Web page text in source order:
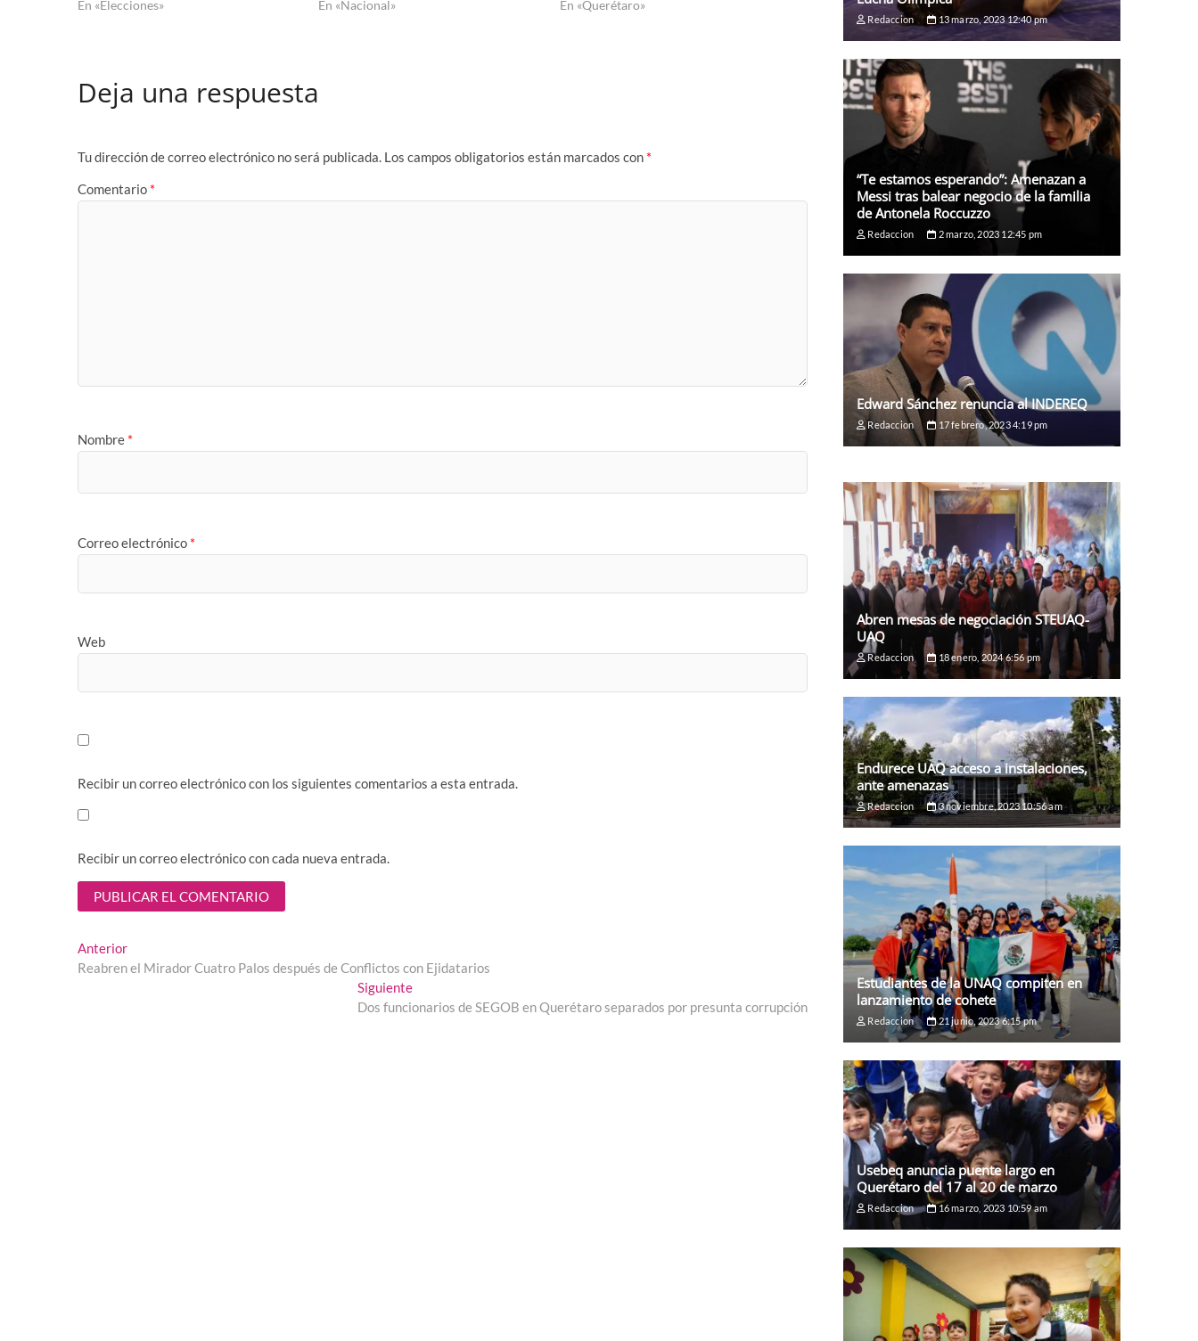
En «Elecciones»
En «Nacional»
En «Querétaro»
Deja una respuesta
Tu dirección de correo electrónico no será publicada. Los campos obligatorios están marcados con *
Comentario *
Nombre *
Correo electrónico *
Web
Recibir un correo electrónico con los siguientes comentarios a esta entrada.
Recibir un correo electrónico con cada nueva entrada.
Navegación
de
AnteriorEntrada
anterior:
Reabren el Mirador Cuatro Palos después de Conflictos con Ejidatarios
SiguienteEntrada
siguiente:
Dos funcionarios de SEGOB en Querétaro separados por presunta corrupción
Redaccion 13 marzo, 2023 12:40 pm
“Te estamos esperando”: Amenazan a
Messi tras balear negocio de la familia
de Antonela Roccuzzo
Redaccion 2 marzo, 2023 12:45 pm
Edward Sánchez renuncia al INDEREQ
Redaccion 17 febrero, 2023 4:19 pm
Abren mesas de negociación STEUAQ-
UAQ
Redaccion 18 enero, 2024 6:56 pm
Endurece UAQ acceso a instalaciones,
ante amenazas
Redaccion 3 noviembre, 2023 10:56 am
Estudiantes de la UNAQ compiten en
lanzamiento de cohete
Redaccion 21 junio, 2023 6:15 pm
Usebeq anuncia puente largo en
Querétaro del 17 al 20 de marzo
Redaccion 16 marzo, 2023 10:59 am